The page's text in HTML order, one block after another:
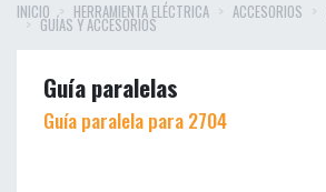
INICIO HERRAMIENTA ELÉCTRICA ACCESORIOS
GUÍAS Y ACCESORIOS
Guía paralelas
Guía paralela para 2704